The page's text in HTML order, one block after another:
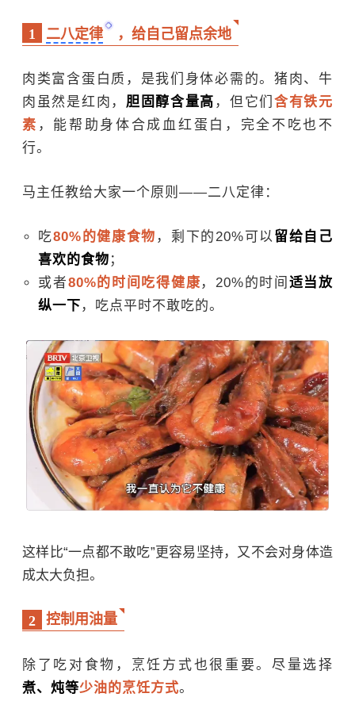
1 二八定律 ，给自己留点余地
肉类富含蛋白质，是我们身体必需的。猪肉、牛
肉虽然是红肉， 胆固醇含量高 ，但它们 含有铁元
素 ，能帮助身体合成血红蛋白，完全不吃也不
行。
马主任教给大家一个原则——二八定律：
吃80%的健康食物 ，剩下的20%可以 留给自己
喜欢的食物 ；
或者80%的时间吃得健康，20%的时间 适当放
纵一下 ，吃点平时不敢吃的。
这样比“一点都不敢吃”更容易坚持，又不会对身体造
成太大负担。
2 控制用油量
除了吃对食物，烹饪方式也很重要。尽量选择
煮、炖等少油的烹饪方式。